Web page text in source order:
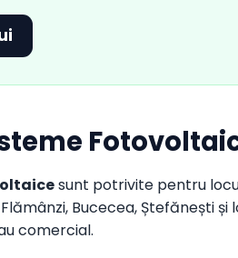
sunt potrivite pentru
Flămânzi, Bucecea,
comercial.